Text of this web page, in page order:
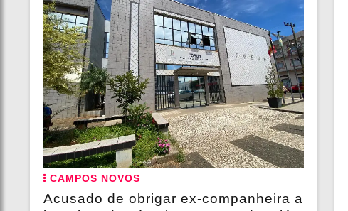
CAMPOS NOVOS
Acusado de obrigar ex-companheira a